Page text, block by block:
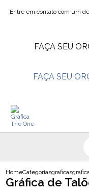
Entre em contato com um
FAÇA SEU
FAÇA SEU
HomeCategoriasgraficas
Gráfica de